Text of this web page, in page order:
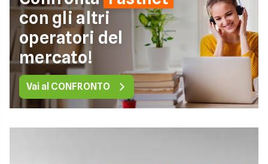
con gli altri
operatori del
mercato!
Vai al CONFRONTO